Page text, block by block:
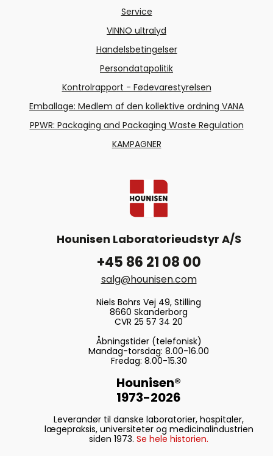
Service
VINNO ultralyd
Handelsbetingelser
Persondatapolitik
Kontrolrapport - Fødevarestyrelsen
Emballage: Medlem af den kollektive ordning VANA
PPWR: Packaging and Packaging Waste Regulation
KAMPAGNER
Hounisen Laboratorieudstyr A/S
+45 86 21 08 00
salg@hounisen.com
Niels Bohrs Vej 49, Stilling
8660 Skanderborg
CVR 25 57 34 20
Åbningstider (telefonisk)
Mandag-torsdag: 8.00-16.00
Fredag: 8.00-15.30
Hounisen®
1973-2026
Leverandør til danske laboratorier, hospitaler,
lægepraksis, universiteter og medicinalindustrien
siden 1973. Se hele historien.